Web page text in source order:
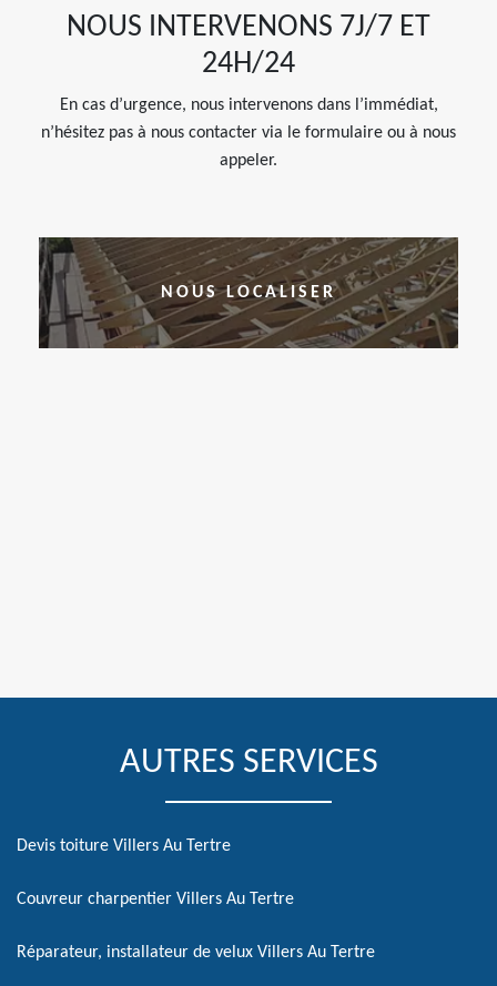
NOUS INTERVENONS 7J/7 ET
24H/24
En cas d’urgence, nous intervenons dans l’immédiat,
n’hésitez pas à nous contacter via le formulaire ou à nous
appeler.
NOUS LOCALISER
AUTRES SERVICES
Devis toiture Villers Au Tertre
Couvreur charpentier Villers Au Tertre
Réparateur, installateur de velux Villers Au Tertre